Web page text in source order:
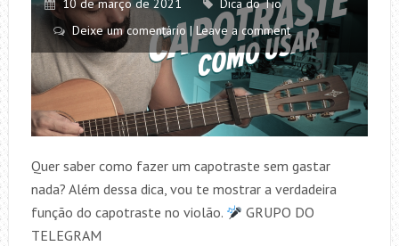
–
SUBSTITUA
OS
ACORDES
TRADICIONAIS
10 de março de 2021
Dica do Tio
Deixe um comentário | Leave a comment
Quer saber como fazer um capotraste sem gastar
nada? Além dessa dica, vou te mostrar a verdadeira
função do capotraste no violão.
GRUPO DO
TELEGRAM